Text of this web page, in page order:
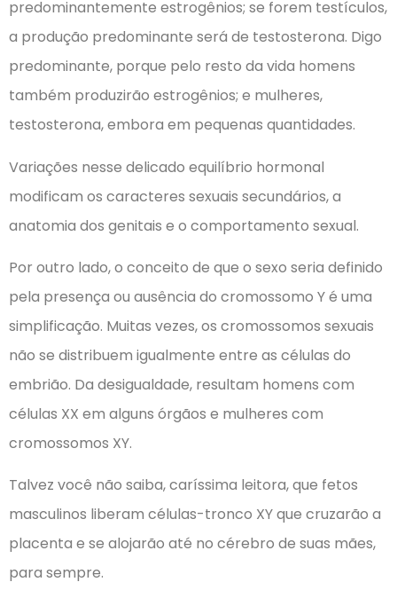
predominantemente estrogênios; se forem testículos,
a produção predominante será de testosterona. Digo
predominante, porque pelo resto da vida homens
também produzirão estrogênios; e mulheres,
testosterona, embora em pequenas quantidades.
Variações nesse delicado equilíbrio hormonal
modificam os caracteres sexuais secundários, a
anatomia dos genitais e o comportamento sexual.
Por outro lado, o conceito de que o sexo seria definido
pela presença ou ausência do cromossomo Y é uma
simplificação. Muitas vezes, os cromossomos sexuais
não se distribuem igualmente entre as células do
embrião. Da desigualdade, resultam homens com
células XX em alguns órgãos e mulheres com
cromossomos XY.
Talvez você não saiba, caríssima leitora, que fetos
masculinos liberam células-tronco XY que cruzarão a
placenta e se alojarão até no cérebro de suas mães,
para sempre.